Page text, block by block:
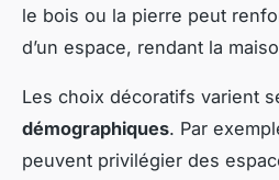
le bois ou la pierre peut
d’un espace, rendant la
Les choix décoratifs varient
démographiques. Par
peuvent privilégier des